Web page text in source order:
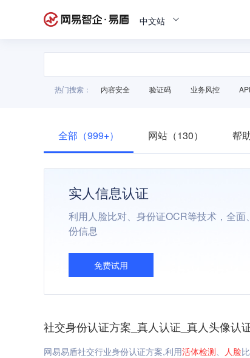
中文站
热门搜索： 内容安全 验证码 业务风控
全部（999+） 网站（130） 帮
实人信息认证
利用人脸比对、身份证OCR等技术，全
份信息
免费试用
社交身份认证方案_真人认证_真人头像认
网易易盾社交行业身份认证方案,利用活体检测、 人脸